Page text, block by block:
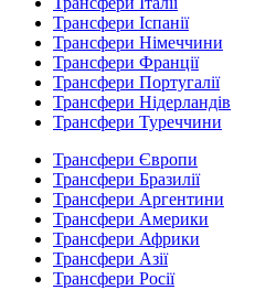
Трансфери Іспанії
Трансфери Німеччини
Трансфери Франції
Трансфери Португалії
Трансфери Нідерландів
Трансфери Туреччини
Трансфери Європи
Трансфери Бразилії
Трансфери Аргентини
Трансфери Америки
Трансфери Африки
Трансфери Азії
Трансфери Росії